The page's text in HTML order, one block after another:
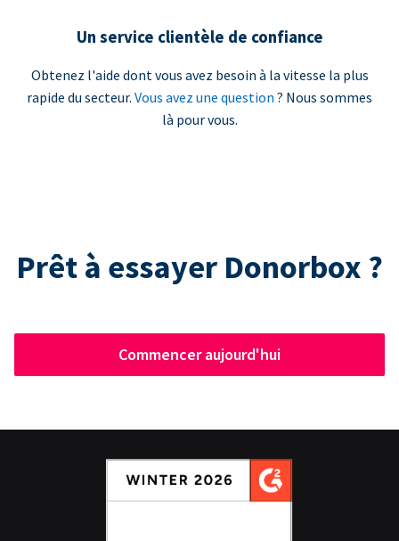
Un service clientèle de confiance
Obtenez l'aide dont vous avez besoin à la vitesse la plus
rapide du secteur. Vous avez une question ? Nous sommes
là pour vous.
Prêt à essayer Donorbox ?
Commencer aujourd'hui